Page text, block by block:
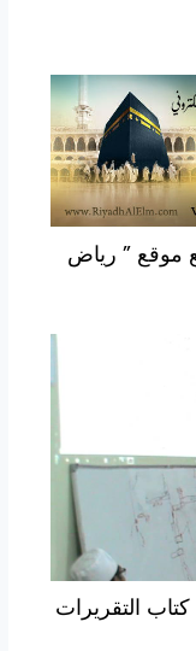
موقع ” رياض
التقريرات